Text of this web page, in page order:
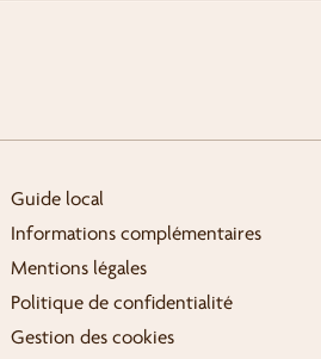
Guide local
Informations complémentaires
Mentions légales
Politique de confidentialité
Gestion des cookies